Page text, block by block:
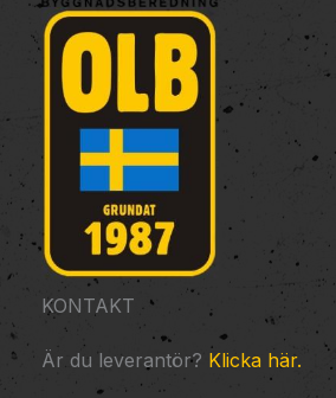
KONTAKT
Är du leverantör? Klicka här.